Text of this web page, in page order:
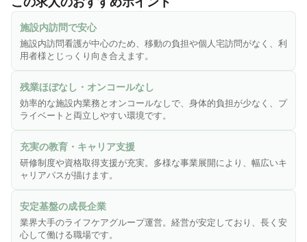
関西一円に”100ヶ所以上”の事業所を運営してる業界大手のラ
イフケアグループ。『日本一楽しい福祉の会社』を目標に掲
げ、スタッフの皆さまに「ライフケアグループで働いてよか
った！」と思っていただけるような環境づくりに注力してい
ます。
★成長を続ける企業
《全国各地に福祉の拠点施設を作ること》《すべての年代の
方々が安心して生活できるまちづくりを行うこと》
2010年に高齢者向けのデイサービスからスタートし、現在で
は「介護」「障がい福祉」「保育」「健康」「医療」の5つの
分野を展開。10年間で35施設以上に事業所を拡大し、売上高
や従業員数は右肩上がりで増大しています。景気や社会情勢
の影響も受けにくく、経営面も安定しています。
★アットホームな雰囲気で、笑顔いっぱいの温かい職場
施設内訪問で安心
施設内訪問看護が中心のため、移動の負担や個人宅訪問がなく、利
用者様とじっくり向き合えます。
残業ほぼなし・オンコールなし
効率的な施設内業務とオンコールなしで、身体的負担が少なく、プ
ライベートと両立しやすい環境です。
充実の教育・キャリア支援
研修制度や資格取得支援が充実。多様な事業展開により、幅広いキ
ャリアパスが描けます。
安定基盤の成長企業
業界大手のライフケアグループ運営。経営が安定しており、長く安
心して働ける職場です。